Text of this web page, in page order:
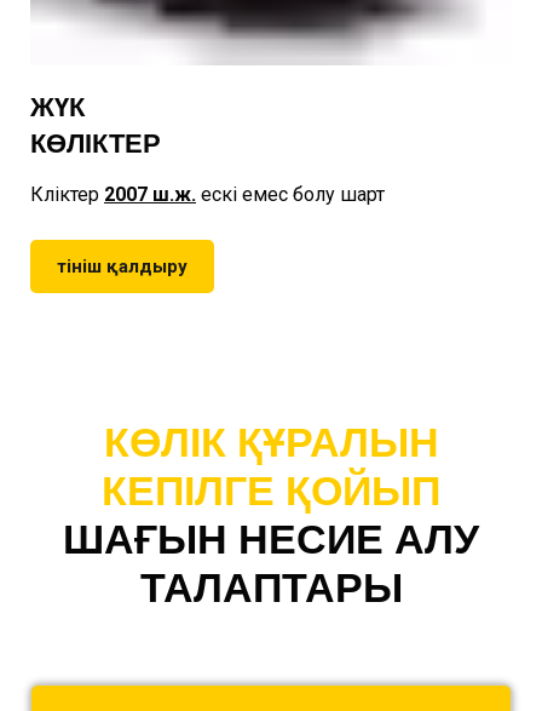
ЖҮК
КӨЛІКТЕР
Көліктер 2007 ш.ж. ескі емес болу шарт
Өтініш қалдыру
КӨЛІК ҚҰРАЛЫН
КЕПІЛГЕ ҚОЙЫП
ШАҒЫН НЕСИЕ АЛУ
ТАЛАПТАРЫ